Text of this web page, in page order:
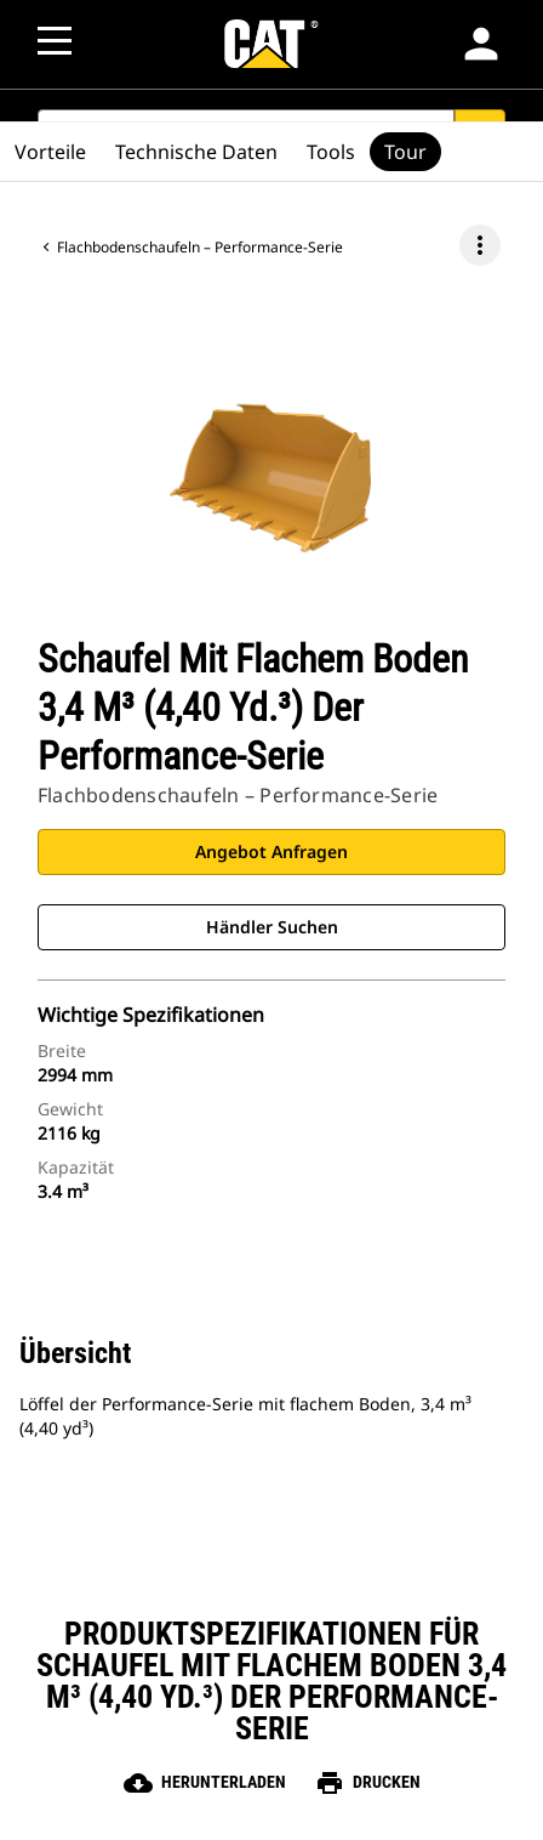
person
SEARCH
Flachbodenschaufeln – Performance-Serie more_vert
Schaufel Mit Flachem Boden
3,4 M³ (4,40 Yd.³) Der
Performance-Serie
Flachbodenschaufeln – Performance-Serie
Angebot Anfragen
Händler Suchen
Wichtige Spezifikationen
Breite
2994 mm
Gewicht
2116 kg
Kapazität
3.4 m³
Vorteile Technische Daten Tools Tour
Übersicht
Löffel der Performance-Serie mit flachem Boden, 3,4 m³
(4,40 yd³)
PRODUKTSPEZIFIKATIONEN FÜR
SCHAUFEL MIT FLACHEM BODEN 3,4
M³ (4,40 YD.³) DER PERFORMANCE-
SERIE
cloud_download HERUNTERLADEN print DRUCKEN